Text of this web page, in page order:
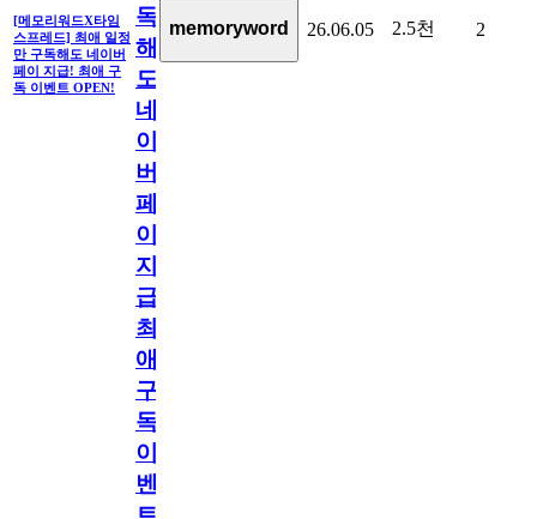
[메모리워드X타임
스프레드] 최애 일정
만 구독해도 네이버
페이 지급! 최애 구
독 이벤트 OPEN!
독
해
도
네
이
버
페
이
지
급!
최
애
구
독
이
벤
memoryword 26.06.05 2.5천 2